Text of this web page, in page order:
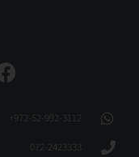
972-52-992-3112⁩+
072-2423333